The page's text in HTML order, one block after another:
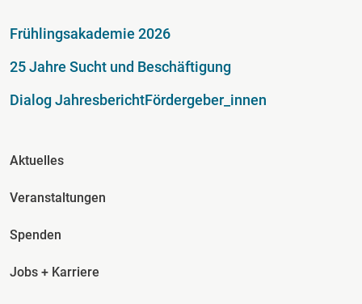
Fußzeile
Frühlingsakademie 2026
25 Jahre Sucht und Beschäftigung
Dialog JahresberichtFördergeber_innen
Fusszeile Spalte 2
Aktuelles
Veranstaltungen
Spenden
Jobs + Karriere